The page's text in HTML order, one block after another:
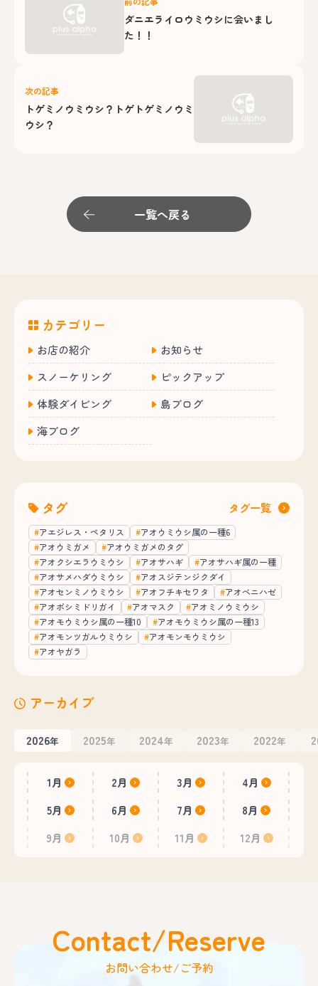
ダニエライロウミウシに会いまし
た！！
次の記事
トゲミノウミウシ？トゲトゲミノウミ
ウシ？
一覧へ戻る
カテゴリー
お店の紹介
お知らせ
スノーケリング
ピックアップ
体験ダイビング
島ブログ
海ブログ
タグ タグ一覧
アエジレス・ペタリス
アオウミウシ属の一種6
アオウミガメ
アオウミガメのタグ
アオクシエラウミウシ
アオサハギ
アオサハギ属の一種
アオサメハダウミウシ
アオスジテンジクダイ
アオセンミノウミウシ
アオフチキセワタ
アオベニハゼ
アオボシミドリガイ
アオマスク
アオミノウミウシ
アオモウミウシ属の一種10
アオモウミウシ属の一種13
アオモンツガルウミウシ
アオモンモウミウシ
アオヤガラ
アーカイブ
2026年 2025年 2024年 2023年 2022年
1月 2月 3月
4月
5月
6月 7月
8月
9月
10月 11月 12月
Contact/Reserve
お問い合わせ/ご予約